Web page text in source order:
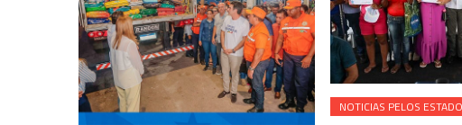
NOTICIAS PELOS